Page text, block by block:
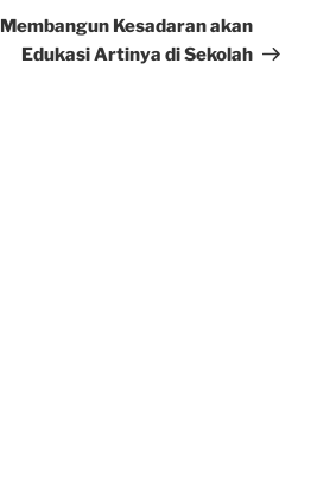
Post
Membangun Kesadaran akan
Edukasi Artinya di Sekolah